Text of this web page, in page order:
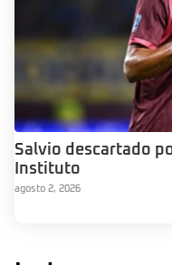
Salvio descartado
Instituto
agosto 2, 2026